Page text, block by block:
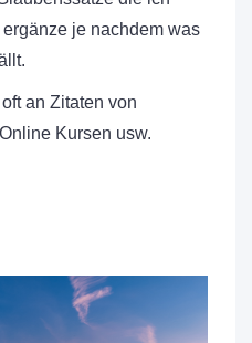
je nachdem was
an Zitaten von
Kursen usw.